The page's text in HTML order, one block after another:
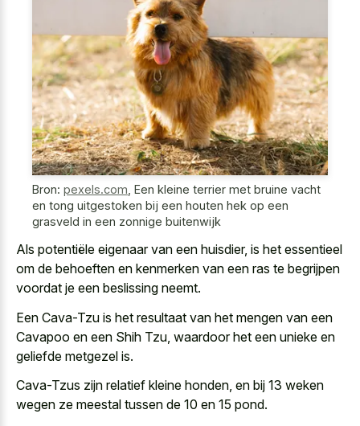
Bron: pexels.com Een kleine terrier met bruine vacht
en tong uitgestoken bij een houten hek op een
grasveld in een zonnige buitenwijk
Als potentiële eigenaar van een huisdier, is het essentieel
om de behoeften en kenmerken van een ras te begrijpen
voordat je een beslissing neemt.
Een Cava-Tzu is het resultaat van het mengen van een
Cavapoo en een Shih Tzu, waardoor het een unieke en
geliefde metgezel is.
Cava-Tzus zijn relatief kleine honden, en bij 13 weken
wegen ze meestal tussen de 10 en 15 pond.